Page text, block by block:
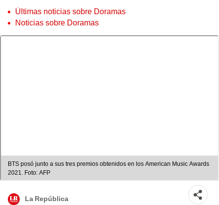
Últimas noticias sobre Doramas
Noticias sobre Doramas
BTS posó junto a sus tres premios obtenidos en los American Music Awards
2021. Foto: AFP
La República